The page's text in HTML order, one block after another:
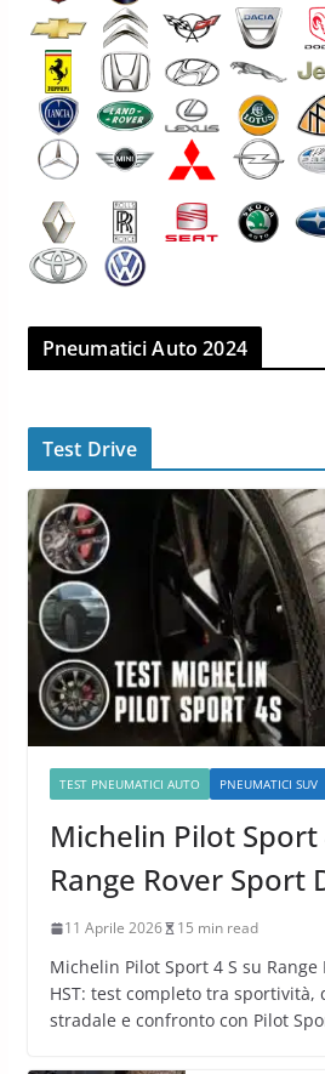
Pneumatici Auto 2024
Test Drive
TEST PNEUMATICI AUTO PNEUMATICI SUV
Michelin Pilot Sport
Range Rover Sport
11 Aprile 2026 15 min read
Michelin Pilot Sport 4 S su Range
HST: test completo tra sportività,
stradale e confronto con Pilot